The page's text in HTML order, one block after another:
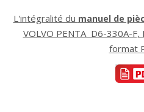
L'intégralité du manuel de
VOLVO PENTA D6-330A-
format